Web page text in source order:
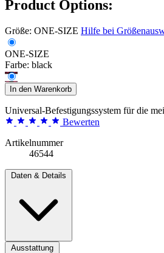
Product Options:
Größe: ONE-SIZE Hilfe bei
ONE-SIZE
Farbe: black
In den Warenkorb
Universal-Befestigungssystem für die
Bewerten
Artikelnummer
46544
Daten & Details
Ausstattung